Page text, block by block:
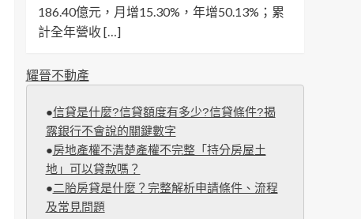
186.40億元，月增15.30%，年增50.13%；累
計全年營收 […]
耀晉不動產
●信貸是什麼?信貸額度有多少?信貸條件?揭
露銀行不會說的關鍵數字
●房地產權不清楚產權不完整「持分房屋土
地」可以貸款嗎？
●二胎房貸是什麼？完整解析申請條件、流程
及常見問題